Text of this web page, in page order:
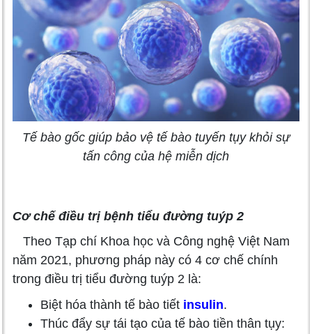
Tế bào gốc giúp bảo vệ tế bào tuyến tụy khỏi sự
tấn công của hệ miễn dịch
Cơ chế điều trị bệnh tiểu đường tuýp 2
Theo Tạp chí Khoa học và Công nghệ Việt Nam
năm 2021, phương pháp này có 4 cơ chế chính
trong điều trị tiểu đường tuýp 2 là:
Biệt hóa thành tế bào tiết insulin.
Thúc đẩy sự tái tạo của tế bào tiền thân tụy: